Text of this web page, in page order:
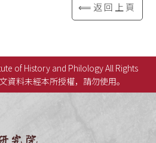
⟸返回上頁
of History and Philology All Rights
資料未經本所授權，請勿使用。